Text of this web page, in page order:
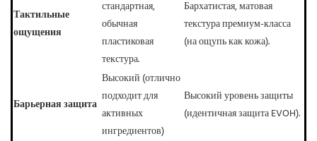
Тактильные
ощущения
стандартная,
обычная
пластиковая
текстура.
Бархатистая, матовая
текстура премиум-класса
(на ощупь как кожа).
Барьерная защита
Высокий (отлично
подходит для
активных
ингредиентов)
Высокий уровень защиты
(идентичная защита EVOH).